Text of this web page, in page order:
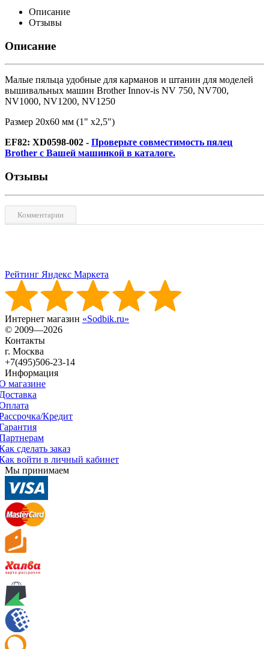
Описание
Отзывы
Описание
Малые пяльца удобные для карманов и штанин для моделей
вышивальных машин Brother Innov-is NV 750, NV700,
NV1000, NV1200, NV1250
Размер 20х60 мм (1" х2,5")
EF82: XD0598-002 - Проверьте совместимость пялец
Brother с Вашей машинкой в каталоге.
Отзывы
Комментарии
Рейтинг Яндекс Маркета
Интернет магазин «Sodbik.ru»
© 2009—2026
Контакты
г. Москва
+7(495)506-23-14
Информация
магазине
Кредит
сделать заказ
войти в личный кабинет
Мы принимаем